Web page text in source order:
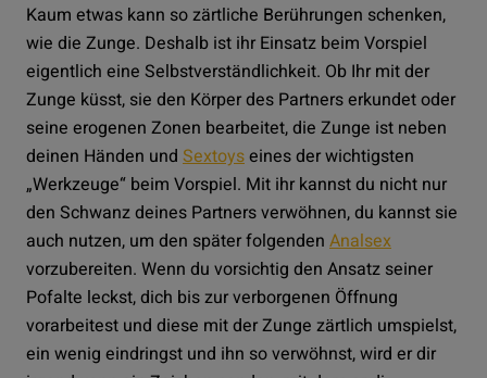
Kaum etwas kann so zärtliche Berührungen schenken,
wie die Zunge. Deshalb ist ihr Einsatz beim Vorspiel
eigentlich eine Selbstverständlichkeit. Ob Ihr mit der
Zunge küsst, sie den Körper des Partners erkundet oder
seine erogenen Zonen bearbeitet, die Zunge ist neben
deinen Händen und Sextoyseines der wichtigsten
„Werkzeuge“ beim Vorspiel. Mit ihr kannst du nicht nur
den Schwanz deines Partners verwöhnen, du kannst sie
auch nutzen, um den später folgenden Analsex
vorzubereiten. Wenn du vorsichtig den Ansatz seiner
Pofalte leckst, dich bis zur verborgenen Öffnung
vorarbeitest und diese mit der Zunge zärtlich umspielst,
ein wenig eindringst und ihn so verwöhnst, wird er dir